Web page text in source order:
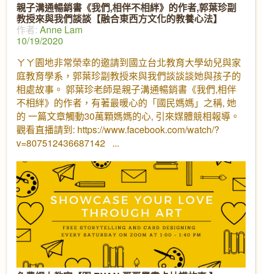
親子溝通暢銷書《我們,相伴不相絆》的作者,郭葉珍副
教授來與我們談談【融合東西方文化的教養心法】
作者: Anne Lam
10/19/2020
ㄚㄚ園地非常榮幸的邀請到國立台北教育大學幼兒與家
庭教育學系，郭葉珍副教授來與我們談談談她與孩子的
相處故事。 郭葉珍老師是親子溝通暢銷書《我們,相伴
不相絆》的作者，有著最暖心的「國民媽媽」之稱, 她
的 一篇文章觸動30萬顆媽媽的心, 引來媒體競相報導。
觀看直播請到: https://www.facebook.com/watch/?
v=807512436687142